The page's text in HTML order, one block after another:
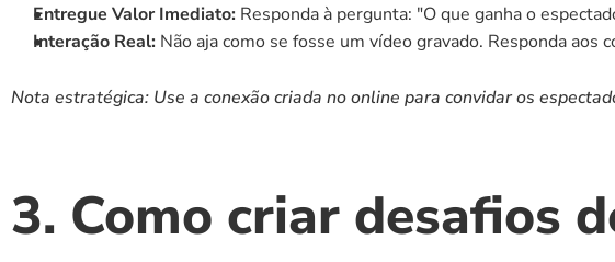
Entregue Valor Imediato: Responda à pergunta: "O que ganha o
Interação Real: Não aja como se fosse um vídeo gravado. Responda aos
Nota estratégica: Use a conexão criada no online para convidar os
3. Como criar desafios